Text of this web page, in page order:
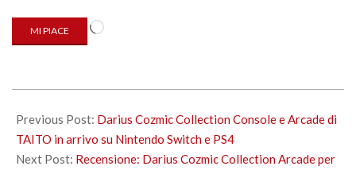
MI PIACE
Caricamento
06-
17
Previous Post: Darius Cozmic Collection Console e Arcade di
TAITO in arrivo su Nintendo Switch e PS4
Next Post: Recensione: Darius Cozmic Collection Arcade per